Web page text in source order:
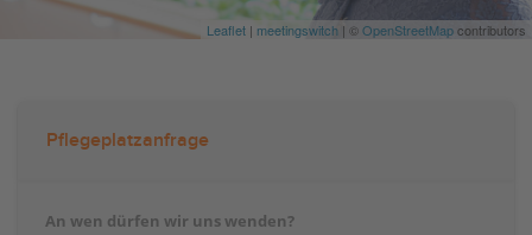
Leaflet | meetingswitch | ©OpenStreetMapcontributors
Pflegeplatzanfrage
An wen dürfen wir uns wenden?